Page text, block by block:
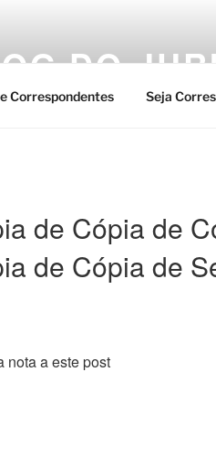
DO
Correspondentes Seja
de Cópia de
de Cópia de
nota a este post